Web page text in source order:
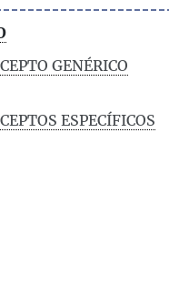
GENÉRICO
ESPECÍFICOS